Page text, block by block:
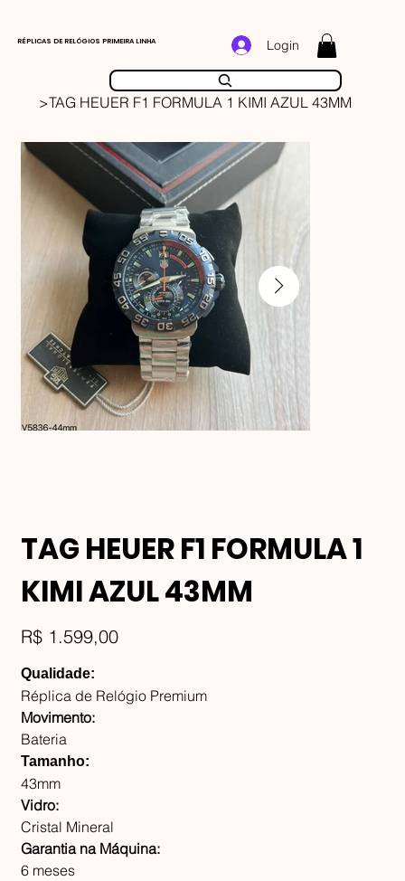
RÉPLICAS DE RELÓGIOS PRIMEIRA LINHA Login
>TAG HEUER F1 FORMULA 1 KIMI AZUL 43MM
TAG HEUER F1 FORMULA 1
KIMI AZUL 43MM
Preço
R$ 1.599,00
Qualidade:
Réplica de Relógio Premium
Movimento:
Bateria
Tamanho:
43mm
Vidro:
Cristal Mineral
Garantia na Máquina:
6 meses